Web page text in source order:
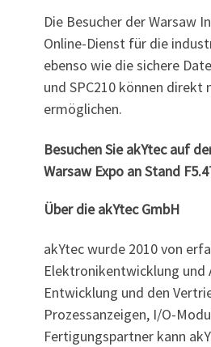
Die Besucher der Warsaw
Online-Dienst für die
ebenso wie die sichere
und SPC210 können
ermöglichen.
Besuchen Sie akYtec auf
Warsaw Expo an Stand
Über die akYtec GmbH
akYtec wurde 2010 von
Elektronikentwicklung
Entwicklung und den
Prozessanzeigen, I/O-
Fertigungspartner kann